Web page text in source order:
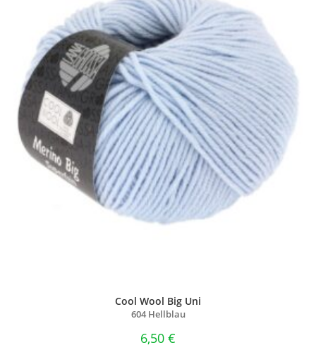
Cool Wool Big Uni
604 Hellblau
6,50 €